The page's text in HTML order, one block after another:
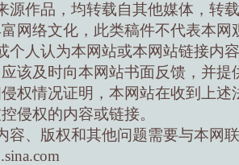
源作品，均转载自其他媒体，转
网络文化，此类稿件不代表本网
个人认为本网站或本网站链接内
该及时向本网站书面反馈，并提
权情况证明，本网站在收到上述
侵权的内容或链接。
容、版权和其他问题需要与本网